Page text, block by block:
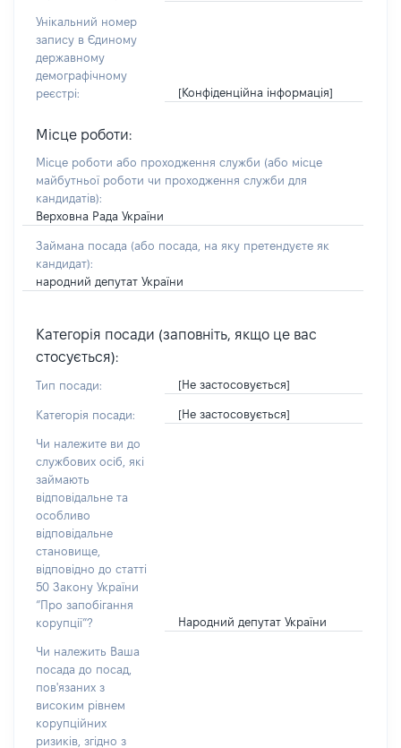
Унікальний номер
запису в Єдиному
державному
демографічному
реєстрі:
[Конфіденційна інформація]
Місце роботи:
Місце роботи або проходження служби (або місце
майбутньої роботи чи проходження служби для
кандидатів):
Верховна Рада України
Займана посада (або посада, на яку претендуєте як
кандидат):
народний депутат України
Категорія посади (заповніть, якщо це вас
стосується):
Тип посади: [Не застосовується]
Категорія посади: [Не застосовується]
Чи належите ви до
службових осіб, які
займають
відповідальне та
особливо
відповідальне
становище,
відповідно до статті
50 Закону України
“Про запобігання
корупції”?
Народний депутат України
Чи належить Ваша
посада до посад,
пов'язаних з
високим рівнем
корупційних
ризиків, згідно з